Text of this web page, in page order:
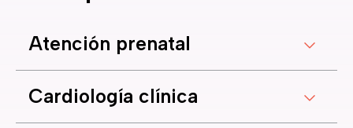
Atención prenatal
Cardiología clínica